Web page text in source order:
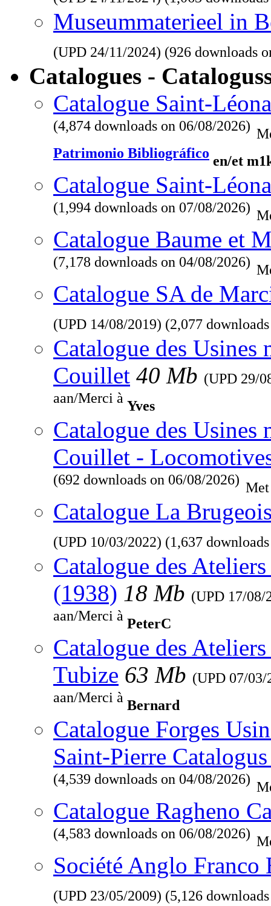
Museummaterieel in
(UPD 24/11/2024) (926 downloads
Catalogues -
Catalogue Saint-
(4,874 downloads on 06/08/2026)
Patrimonio Bibliográfico en/et
Catalogue Saint-
(1,994 downloads on 07/08/2026)
Catalogue Baume et
(7,178 downloads on 04/08/2026)
Catalogue SA de
(UPD 14/08/2019) (2,077
Catalogue des
Couillet 40 Mb (UPD 29/
aan/Merci à Yves
Catalogue des
Couillet -
(692 downloads on 06/08/2026)
Catalogue La
(UPD 10/03/2022) (1,637
Catalogue des
(1938) 18 Mb (UPD 17/08/
aan/Merci à PeterC
Catalogue des
Tubize 63 Mb (UPD 07/03/
aan/Merci à Bernard
Catalogue Forges
Saint-Pierre
(4,539 downloads on 04/08/2026)
Catalogue Ragheno
(4,583 downloads on 06/08/2026)
Société Anglo
(UPD 23/05/2009) (5,126